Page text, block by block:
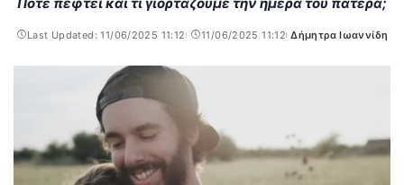
Last Updated: 11/06/2025 11:12 11/06/2025 11:12
Posted
Δήμητρα Ιωαννίδη